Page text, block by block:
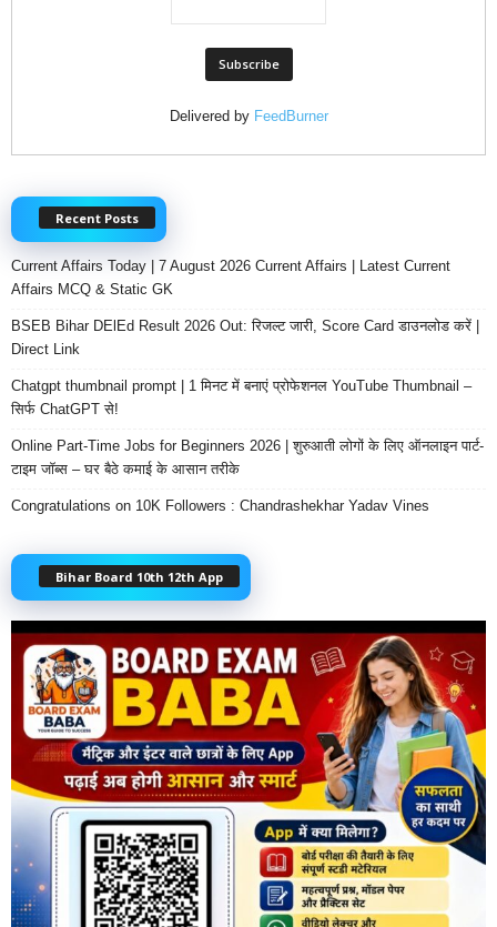
Delivered by FeedBurner
Recent Posts
Current Affairs Today | 7 August 2026 Current Affairs | Latest Current
Affairs MCQ & Static GK
BSEB Bihar DElEd Result 2026 Out: रिजल्ट जारी, Score Card डाउनलोड करें |
Direct Link
Chatgpt thumbnail prompt | 1 मिनट में बनाएं प्रोफेशनल YouTube Thumbnail –
सिर्फ ChatGPT से!
Online Part-Time Jobs for Beginners 2026 | शुरुआती लोगों के लिए ऑनलाइन पार्ट-
टाइम जॉब्स – घर बैठे कमाई के आसान तरीके
Congratulations on 10K Followers : Chandrashekhar Yadav Vines
Bihar Board 10th 12th App